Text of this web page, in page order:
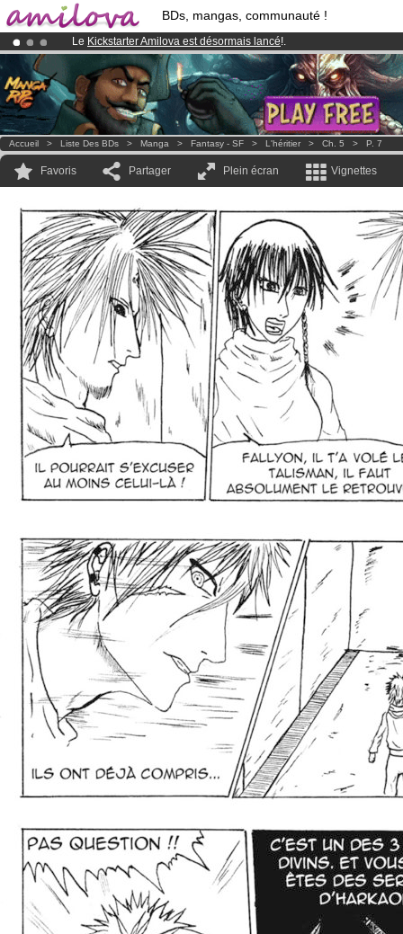
BDs, mangas, communauté !
Le Kickstarter Amilova est désormais lancé!.
Déjà 100000membreset 1000BDs & Mangas!
Abonnement premium: à partir de
3.95 eurospar mois !Clique ici
Accueil > Liste Des BDs > Manga > Fantasy - SF > L'héritier > Ch. 5 > P. 7
Favoris Partager Plein écran Vignettes